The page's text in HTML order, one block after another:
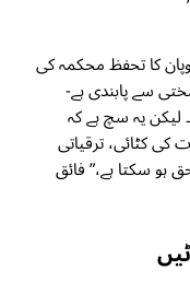
کا تحفظ محکمہ کی
سے پابندی ہے-
لیکن یہ سچ ہے کہ
کی کٹائی، ترقیاتی
ہو سکتا ہے،” فائق